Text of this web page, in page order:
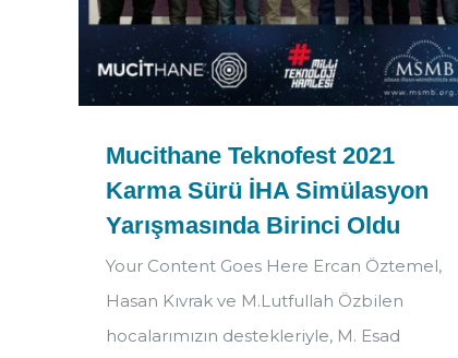
Mucithane Teknofest 2021
Karma Sürü İHA Simülasyon
Yarışmasında Birinci Oldu
Your Content Goes Here Ercan Öztemel,
Hasan Kıvrak ve M.Lutfullah Özbilen
hocalarımızın destekleriyle, M. Esad